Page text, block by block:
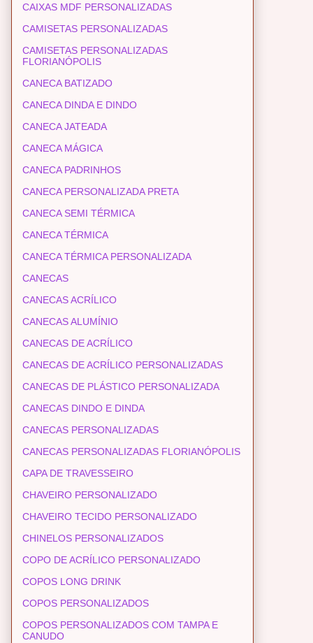
CAIXAS MDF PERSONALIZADAS
CAMISETAS PERSONALIZADAS
CAMISETAS PERSONALIZADAS
FLORIANÓPOLIS
CANECA BATIZADO
CANECA DINDA E DINDO
CANECA JATEADA
CANECA MÁGICA
CANECA PADRINHOS
CANECA PERSONALIZADA PRETA
CANECA SEMI TÉRMICA
CANECA TÉRMICA
CANECA TÉRMICA PERSONALIZADA
CANECAS
CANECAS ACRÍLICO
CANECAS ALUMÍNIO
CANECAS DE ACRÍLICO
CANECAS DE ACRÍLICO PERSONALIZADAS
CANECAS DE PLÁSTICO PERSONALIZADA
CANECAS DINDO E DINDA
CANECAS PERSONALIZADAS
CANECAS PERSONALIZADAS FLORIANÓPOLIS
CAPA DE TRAVESSEIRO
CHAVEIRO PERSONALIZADO
CHAVEIRO TECIDO PERSONALIZADO
CHINELOS PERSONALIZADOS
COPO DE ACRÍLICO PERSONALIZADO
COPOS LONG DRINK
COPOS PERSONALIZADOS
COPOS PERSONALIZADOS COM TAMPA E
CANUDO